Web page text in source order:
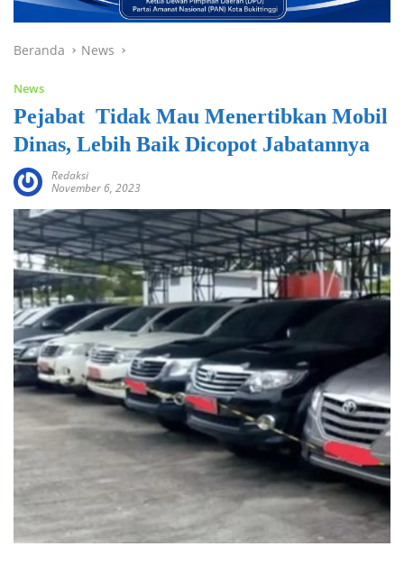
Beranda News
News
Pejabat Tidak Mau Menertibkan Mobil
Dinas, Lebih Baik Dicopot Jabatannya
Redaksi
November 6, 2023